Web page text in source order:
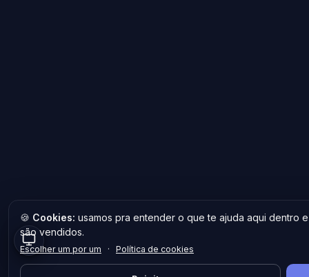
🍪 Cookies: usamos pra entender o que te ajuda aqui dentro
são vendidos.
Escolher um por um · Política de cookies